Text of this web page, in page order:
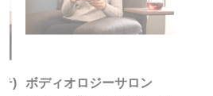
)
ボディオロジーサロン